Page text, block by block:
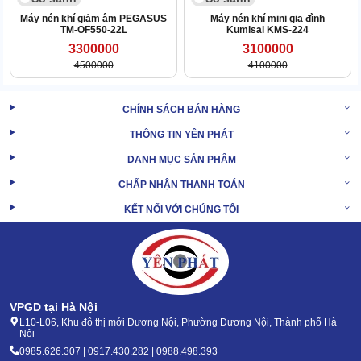
thông tin về thời gian khởi động, áp suất hơi khí và tiếng ồn
cũng như nhiệt độ tỏa ra. Như thế giúp phát hiện được
Việc thay dầu bôi trơn cần diễn ra định kỳ để đảm bảo hiệu suất
làm việc
Trong bài viết đã cung cấp đầy đủ thông tin liên quan đến
nén khí Pegasus TM-W-1.0/8-330L. Với những nội dung đề cập
trong bài sẽ giúp mọi người lựa chọn máy phù hợp nhu cầu của
bản thân một cách dễ dàng. Quý khách hàng nếu còn những thắc
Máy nén khí giảm âm PEGASUS
TM-OF550-22L
3300000
4500000
Máy nén khí mini gia đình
Kumisai KMS-224
3100000
4100000
CHÍNH SÁCH BÁN HÀNG
THÔNG TIN YÊN PHÁT
DANH MỤC SẢN PHẨM
CHẤP NHẬN THANH TOÁN
KẾT NỐI VỚI CHÚNG TÔI
VPGD tại Hà Nội
L10-L06, Khu đô thị mới Dương Nội, Phường Dương Nội, Thành phố Hà
Nội
0985.626.307 | 0917.430.282 | 0988.498.393